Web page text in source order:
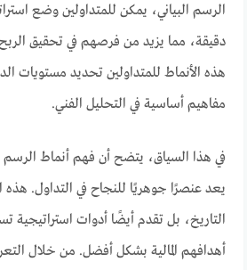
الرسم البياني، يمكن للمتداولين وضع
دقيقة، مما يزيد من فرصهم في تحقيق
هذه الأنماط للمتداولين تحديد مستويات
مفاهيم أساسية في التحليل الفني.
في هذا السياق، يتضح أن فهم أنماط الرسم
يعد عنصرًا جوهريًا للنجاح في التداول.
التاريخ، بل تقدم أيضًا أدوات استراتيجية
أهدافهم المالية بشكل أفضل. من خلال